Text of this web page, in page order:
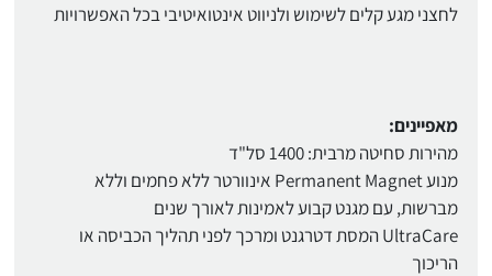
לחצני מגע קלים לשימוש ולניווט אינטואיטיבי בכל האפשרויות
מאפיינים:
מהירות סחיטה מרבית: 1400 סל"ד
מנוע Permanent Magnet אינוורטר ללא פחמים וללא
מברשות, עם מגנט קבוע לאמינות לאורך שנים
UltraCare המסת דטרגנט ומרכך לפני תהליך הכביסה או
הריכוך